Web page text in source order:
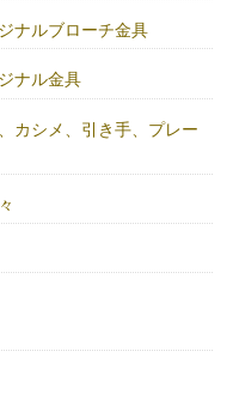
ナルブローチ金具
ナル金具
カシメ、引き手、プレー